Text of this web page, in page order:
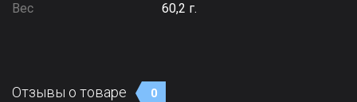
Вес
60,2 г.
Отзывы о товаре 0